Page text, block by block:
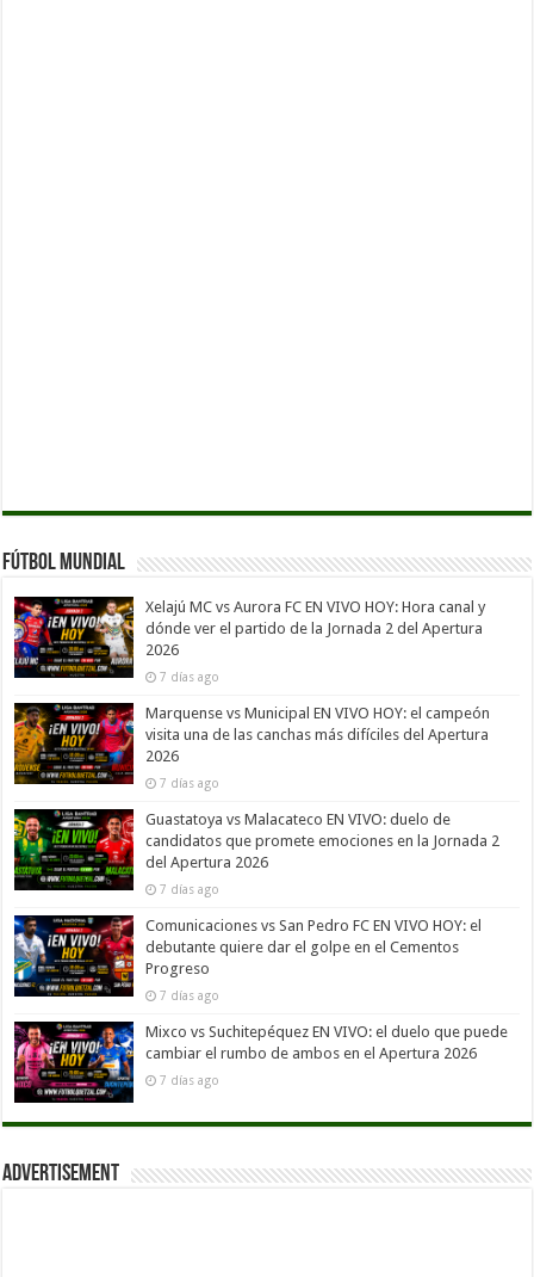
Fútbol Mundial
Xelajú MC vs Aurora FC EN VIVO HOY: Hora canal y
dónde ver el partido de la Jornada 2 del Apertura
2026
7 días ago
Marquense vs Municipal EN VIVO HOY: el campeón
visita una de las canchas más difíciles del Apertura
2026
7 días ago
Guastatoya vs Malacateco EN VIVO: duelo de
candidatos que promete emociones en la Jornada 2
del Apertura 2026
7 días ago
Comunicaciones vs San Pedro FC EN VIVO HOY: el
debutante quiere dar el golpe en el Cementos
Progreso
7 días ago
Mixco vs Suchitepéquez EN VIVO: el duelo que puede
cambiar el rumbo de ambos en el Apertura 2026
7 días ago
Advertisement